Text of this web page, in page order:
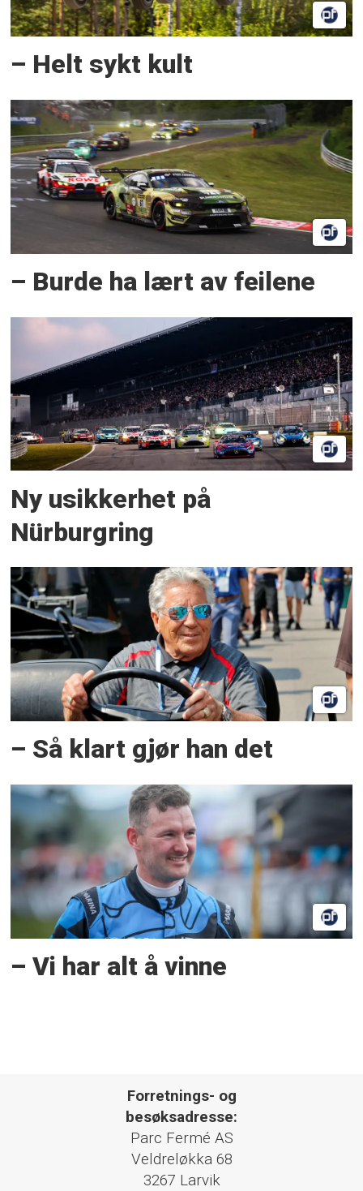
– Helt sykt kult
– Burde ha lært av feilene
Ny usikkerhet på
Nürburgring
– Så klart gjør han det
– Vi har alt å vinne
Forretnings- og
besøksadresse:
Parc Fermé AS
Veldreløkka 68
3267 Larvik